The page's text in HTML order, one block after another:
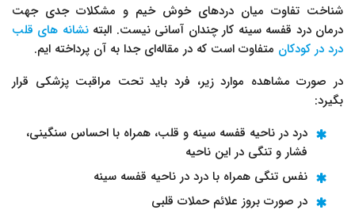
شناخت تفاوت میان دردهای خوش خیم و مشکلات جدی جهت
درمان درد قفسه سینه کار چندان آسانی نیست. البتهنشانه های قلب
درد در کودکان متفاوت است که در مقاله‌ای جدا به آن پرداخته ایم.
در صورت مشاهده موارد زیر، فرد باید تحت مراقبت پزشکی قرار
بگیرد:
درد در ناحیه قفسه سینه و قلب، همراه با احساس سنگینی،
فشار و تنگی در این ناحیه
نفس تنگی همراه با درد در ناحیه قفسه سینه
در صورت بروز علائم حملات قلبی